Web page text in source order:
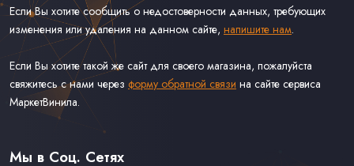
Если Вы хотите сообщить о недостоверности данных, требующих
изменения или удаления на данном сайте, напишите нам.
Если Вы хотите такой же сайт для своего магазина, пожалуйста
свяжитесь с нами через форму обратной связи на сайте сервиса
МаркетВинила.
Связаться С Нами
Мы в Соц. Сетях